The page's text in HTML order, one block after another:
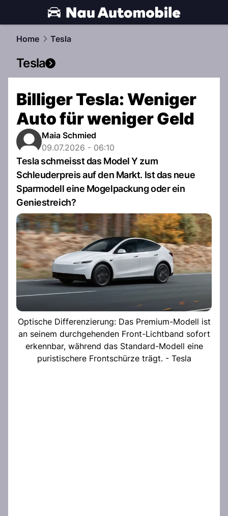
automobile.NAU.ch
Home Tesla
Tesla
Billiger Tesla: Weniger
Auto für weniger Geld
Maia Schmied
09.07.2026 - 06:10
Tesla schmeisst das Model Y zum
Schleuderpreis auf den Markt. Ist das neue
Sparmodell eine Mogelpackung oder ein
Geniestreich?
Optische Differenzierung: Das Premium-Modell ist
an seinem durchgehenden Front-Lichtband sofort
erkennbar, während das Standard-Modell eine
puristischere Frontschürze trägt. - Tesla